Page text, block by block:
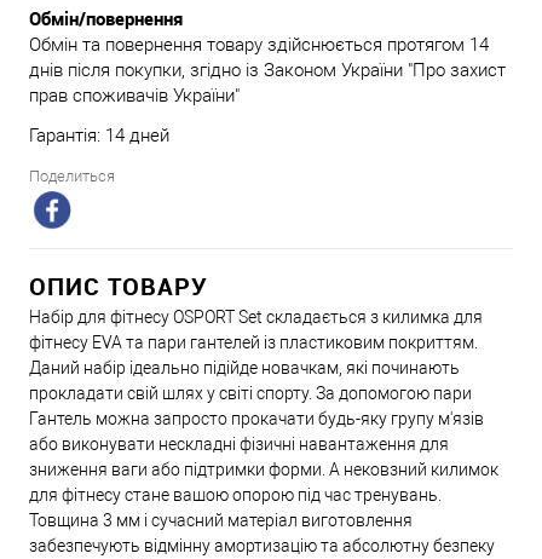
Обмін/повернення
Обмін та повернення товару здійснюється протягом 14
днів після покупки, згідно із Законом України "Про захист
прав споживачів України"
Гарантія: 14 дней
Поделиться
ОПИС ТОВАРУ
Набір для фітнесу OSPORT Set складається з килимка для
фітнесу EVA та пари гантелей із пластиковим покриттям.
Даний набір ідеально підійде новачкам, які починають
прокладати свій шлях у світі спорту. За допомогою пари
Гантель можна запросто прокачати будь-яку групу м'язів
або виконувати нескладні фізичні навантаження для
зниження ваги або підтримки форми. А нековзний килимок
для фітнесу стане вашою опорою під час тренувань.
Товщина 3 мм і сучасний матеріал виготовлення
забезпечують відмінну амортизацію та абсолютну безпеку